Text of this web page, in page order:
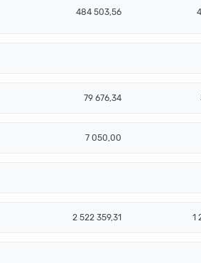
484 503,56
79 676,34
7 050,00
2 522 359,31 1